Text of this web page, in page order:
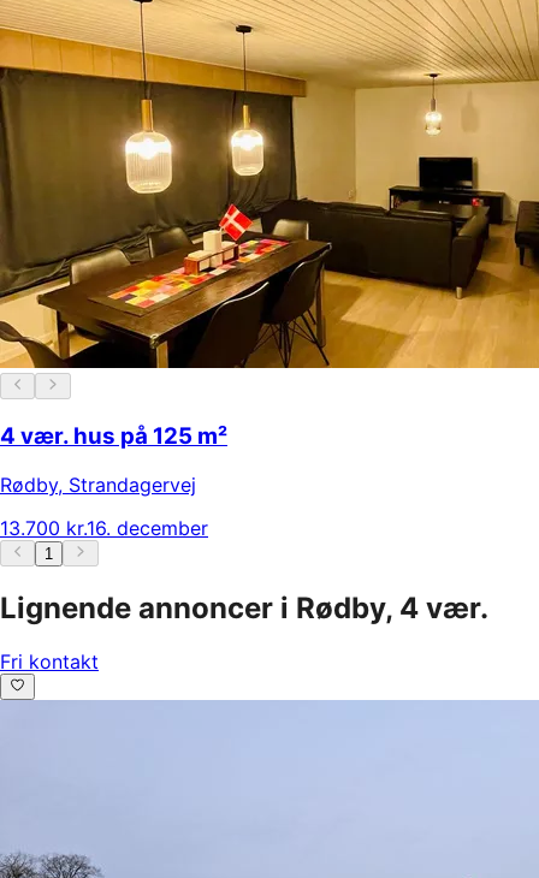
4 vær. hus på 125 m²
Rødby, Strandagervej
13.700 kr.16. december
1
Lignende annoncer i Rødby, 4 vær.
Fri kontakt